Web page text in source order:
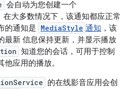
会自动为您创建一个
在大多数情况下，该通知都应正常
的通知是 MediaStyle 通知 ，该
最新 信息保持更新，并显示播放
知道您的会话，可用于控制
应用的播放。
的在线影音应用会创